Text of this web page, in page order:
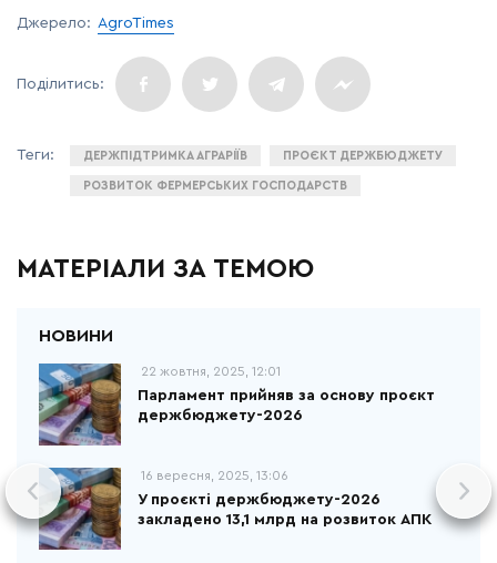
Джерело: AgroTimes
ДЕРЖПІДТРИМКА АГРАРІЇВ ПРОЄКТ ДЕРЖБЮДЖЕТУ
РОЗВИТОК ФЕРМЕРСЬКИХ ГОСПОДАРСТВ
МАТЕРІАЛИ ЗА ТЕМОЮ
22 жовтня, 2025, 12:01
Парламент прийняв за основу проєкт
держбюджету-2026
16 вересня, 2025, 13:06
У проєкті держбюджету-2026
закладено 13,1 млрд на розвиток АПК